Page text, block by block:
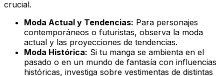
crucial.
Moda Actual y Tendencias: Para personajes
contemporáneos o futuristas, observa la moda
actual y las proyecciones de tendencias.
Moda Histórica: Si tu manga se ambienta en el
pasado o en un mundo de fantasía con influencias
históricas, investiga sobre vestimentas de distintas